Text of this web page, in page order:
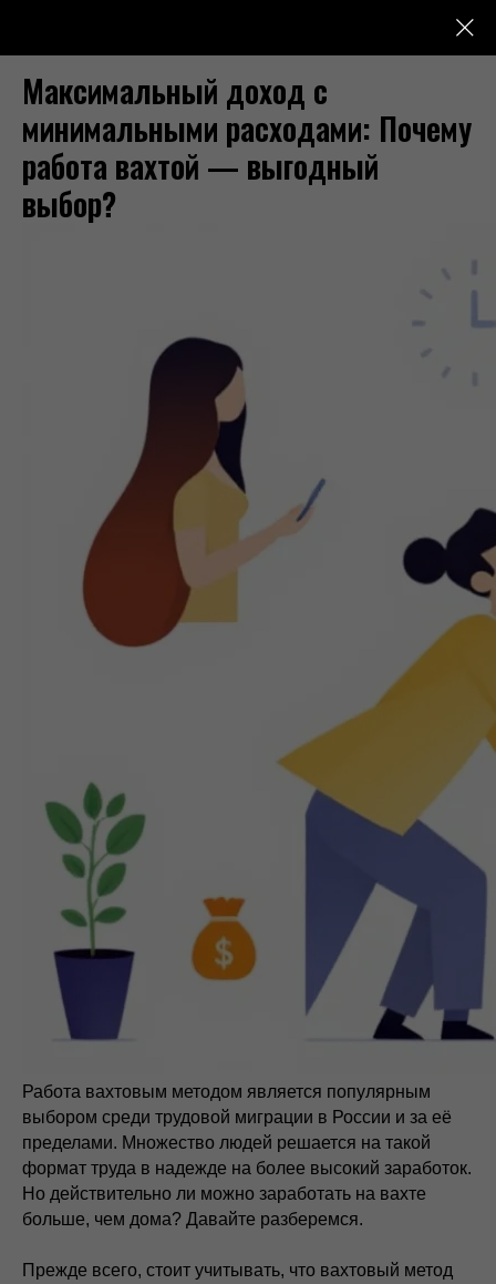
Максимальный доход с
минимальными расходами: Почему
работа вахтой — выгодный
выбор?
Работа вахтовым методом является популярным
выбором среди трудовой миграции в России и за её
пределами. Множество людей решается на такой
формат труда в надежде на более высокий заработок.
Но действительно ли можно заработать на вахте
больше, чем дома? Давайте разберемся.
Прежде всего, стоит учитывать, что вахтовый метод